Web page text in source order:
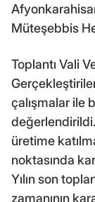
Müteşebbis
Toplantı Vali
çalışmalar ile
üretime
noktasında
Yılın son
zamanının